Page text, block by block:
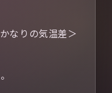
なりの気温差＞